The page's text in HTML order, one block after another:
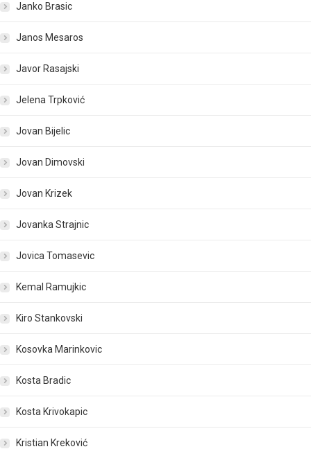
Janko Brasic
Janos Mesaros
Javor Rasajski
Jelena Trpković
Jovan Bijelic
Jovan Dimovski
Jovan Krizek
Jovanka Strajnic
Jovica Tomasevic
Kemal Ramujkic
Kiro Stankovski
Kosovka Marinkovic
Kosta Bradic
Kosta Krivokapic
Kristian Kreković